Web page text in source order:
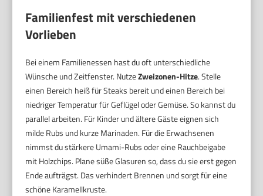
Familienfest mit verschiedenen
Vorlieben
Bei einem Familienessen hast du oft unterschiedliche
Wünsche und Zeitfenster. NutzeZweizonen-Hitze. Stelle
einen Bereich heiß für Steaks bereit und einen Bereich bei
niedriger Temperatur für Geflügel oder Gemüse. So kannst du
parallel arbeiten. Für Kinder und ältere Gäste eignen sich
milde Rubs und kurze Marinaden. Für die Erwachsenen
nimmst du stärkere Umami-Rubs oder eine Rauchbeigabe
mit Holzchips. Plane süße Glasuren so, dass du sie erst gegen
Ende aufträgst. Das verhindert Brennen und sorgt für eine
schöne Karamellkruste.